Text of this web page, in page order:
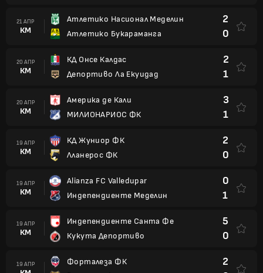
21 АПР
КМ
Атлетико Насионал Меделин
Атлетико Букараманга
2
0
20 АПР
КМ
КД Онсе Калдас
Депортиво Ла Екуидад
2
1
20 АПР
КМ
Америка де Кали
МИЛИОНАРИОС ФК
3
1
19 АПР
КМ
КД Жуниор ФК
Лланерос ФК
2
0
19 АПР
КМ
Alianza FC Valledupar
Индепендиенте Меделин
0
1
19 АПР
КМ
Индепендиенте Санта Фе
Кукута Депортиво
5
0
19 АПР
Форталеза ФК
2